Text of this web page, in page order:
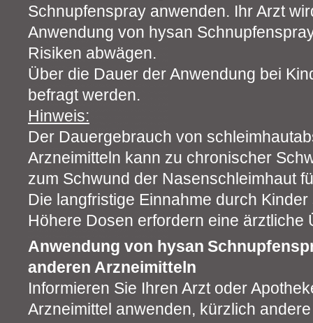
Schnupfenspray anwenden. Ihr Arzt
Anwendung von hysan
Risiken abwägen.
Über die Dauer der Anwendung bei
befragt werden.
Hinweis:
Der Dauergebrauch von
Arzneimitteln kann zu chronischer
zum Schwund der Nasenschleimhaut
Die langfristige Einnahme durch
Höhere Dosen erfordern eine ärztliche
Anwendung von hysan
anderen Arzneimitteln
Informieren Sie Ihren Arzt oder
Arzneimittel anwenden, kürzlich